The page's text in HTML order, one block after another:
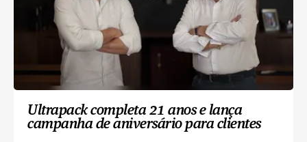
Ultrapack completa 21 anos e lança
campanha de aniversário para clientes